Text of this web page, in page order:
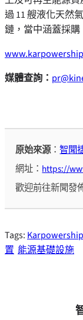
過 11 艘液化天然
鏈，當中涵蓋採購
媒體查詢：
原始來源：智聞
網址： https://
歡迎前往新聞發
Tags: Karpowership
置 能源基礎設施